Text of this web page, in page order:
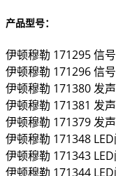
产品型号：
伊顿穆勒 171295信
伊顿穆勒 171296信
伊顿穆勒 171380发
伊顿穆勒 171381 发
伊顿穆勒 171379发
伊顿穆勒 171348
伊顿穆勒 171343
伊顿穆勒 171344